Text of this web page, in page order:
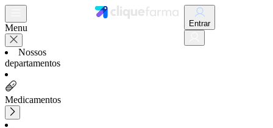
Menu
Nossos
departamentos
Medicamentos
Entrar